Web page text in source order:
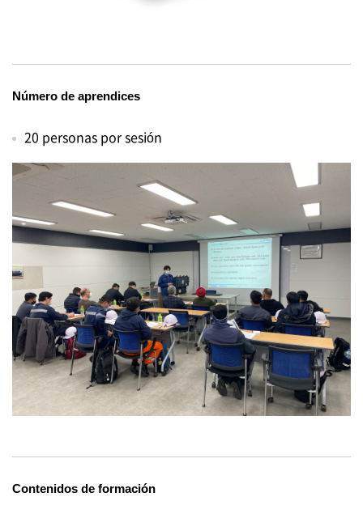
Número de aprendices
20 personas por sesión
Contenidos de formación